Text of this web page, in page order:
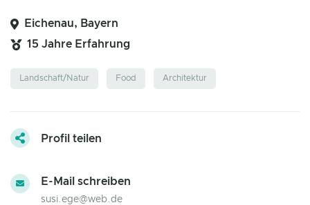
Eichenau, Bayern
15 Jahre Erfahrung
Landschaft/Natur Food Architektur
Profil teilen
E-Mail schreiben
susi.ege@web.de